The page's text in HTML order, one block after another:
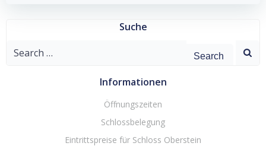
Suche
Search
Informationen
Öffnungszeiten
Schlossbelegung
Eintrittspreise für Schloss Oberstein